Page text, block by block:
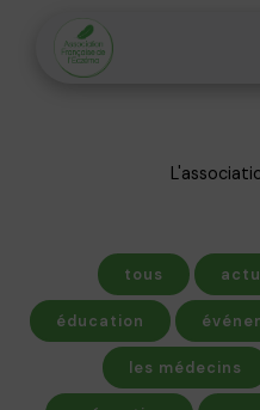
tous
éducation
les médecins